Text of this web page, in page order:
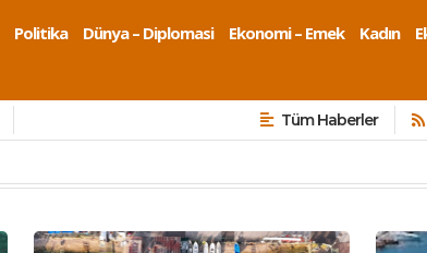
Politika Dünya – Diplomasi Ekonomi – Emek Kadın
Tüm Haberler